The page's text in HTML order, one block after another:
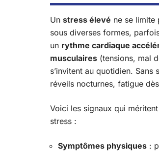
Un stress élevé ne se limite
sous diverses formes,
un rythme cardiaque
musculaires (tensions, mal
s’invitent au quotidien. Sans
réveils nocturnes, fatigue
Voici les signaux qui
stress :
Symptômes physiques :